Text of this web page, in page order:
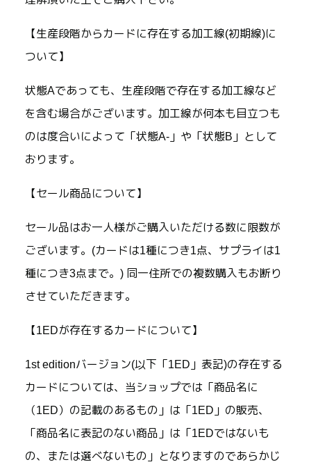
【生産段階からカードに存在する加工線(初期線)に
ついて】
状態Aであっても、生産段階で存在する加工線など
を含む場合がございます。加工線が何本も目立つも
のは度合いによって「状態A-」や「状態B」として
おります。
【セール商品について】
セール品はお一人様がご購入いただける数に限数が
ございます。(カードは1種につき1点、サプライは1
種につき3点まで。) 同一住所での複数購入もお断り
させていただきます。
【1EDが存在するカードについて】
1st editionバージョン(以下「1ED」表記)の存在する
カードについては、当ショップでは「商品名に
（1ED）の記載のあるもの」は「1ED」の販売、
「商品名に表記のない商品」は「1EDではないも
の、または選べないもの」となりますのであらかじ